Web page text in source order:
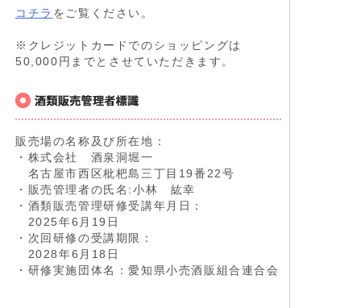
コチラ をご覧ください。
※クレジットカードでのショッピングは
50,000円までとさせていただきます。
販売場の名称及び所在地：
・株式会社 酒泉洞堀一
名古屋市西区枇杷島三丁目19番22号
・販売管理者の氏名:小林 紘幸
・酒類販売管理研修受講年月日：
2025年6月19日
・次回研修の受講期限：
2028年6月18日
・研修実施団体名：愛知県小売酒販組合連合会